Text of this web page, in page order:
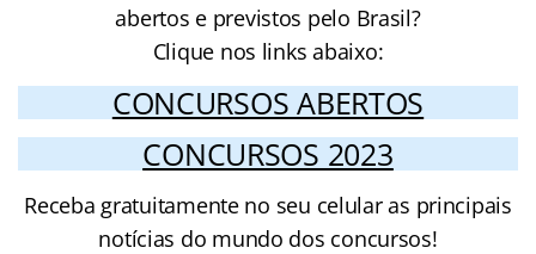
abertos e previstos pelo Brasil?
Clique nos links abaixo:
CONCURSOS ABERTOS
CONCURSOS 2023
Receba gratuitamente no seu celular as principais
notícias do mundo dos concursos!